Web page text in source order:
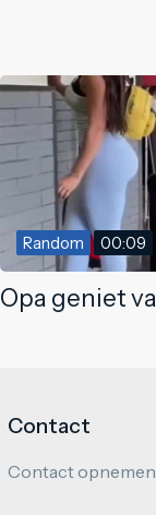
Random 00:09
Opa geniet
Contact
Contact opnemen